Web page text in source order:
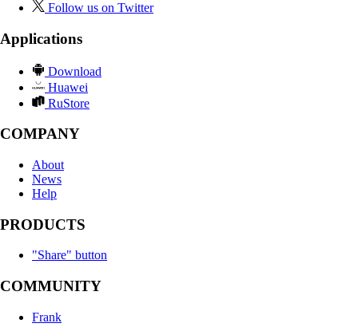
Follow us on Twitter
Applications
Download
Huawei
RuStore
COMPANY
About
News
Help
PRODUCTS
"Share" button
COMMUNITY
Frank